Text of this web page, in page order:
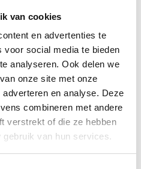
van cookies
en advertenties te
voor social media te bieden
analyseren. Ook delen we
onze site met onze
en analyse. Deze
combineren met andere
verstrekt of die ze hebben
van hun services.
Brinks
Consultant